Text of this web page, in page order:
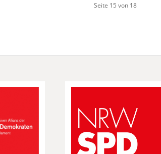
Seite 15 von 18